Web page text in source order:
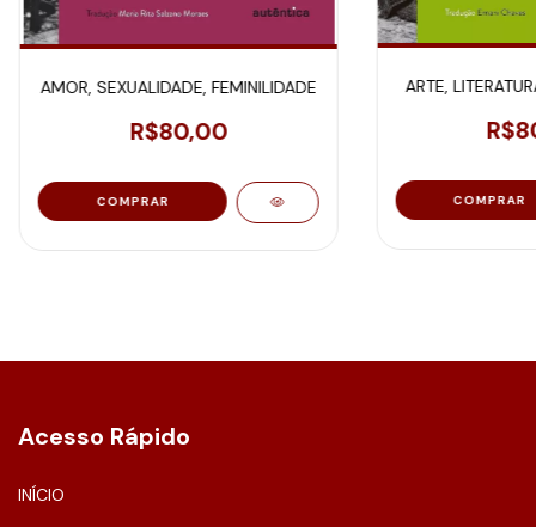
AMOR, SEXUALIDADE, FEMINILIDADE
R$80,00
ARTE,
Acesso Rápido
INÍCIO